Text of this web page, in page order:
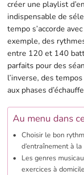
créer une playlist
indispensable de
tempo s’accorde
exemple, des
entre 120 et 140
parfaits pour des
l’inverse, des
aux phases
Au menu dans
Choisir le bon
d’entraînement à
Les genres
exercices à domicile